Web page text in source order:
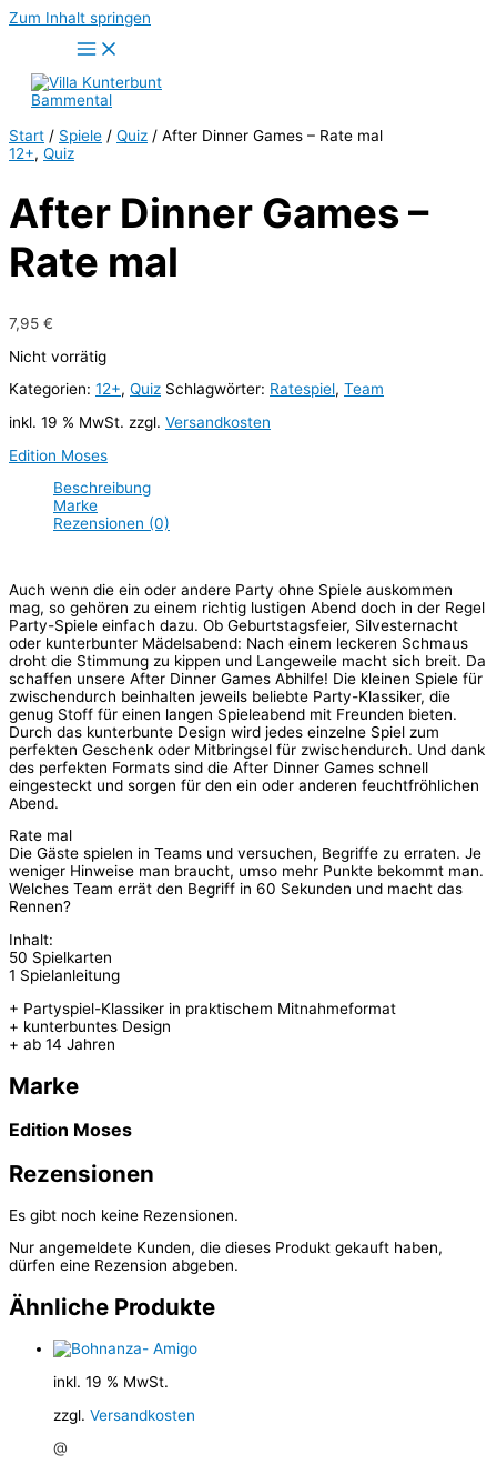
Zum Inhalt springen
Start / Spiele / Quiz / After Dinner Games – Rate mal
12+, Quiz
After Dinner Games –
Rate mal
7,95 €
Nicht vorrätig
Kategorien: 12+, Quiz Schlagwörter: Ratespiel, Team
inkl. 19 % MwSt. zzgl. Versandkosten
Edition Moses
Beschreibung
Marke
Rezensionen (0)
Auch wenn die ein oder andere Party ohne Spiele auskommen
mag, so gehören zu einem richtig lustigen Abend doch in der Regel
Party-Spiele einfach dazu. Ob Geburtstagsfeier, Silvesternacht
oder kunterbunter Mädelsabend: Nach einem leckeren Schmaus
droht die Stimmung zu kippen und Langeweile macht sich breit. Da
schaffen unsere After Dinner Games Abhilfe! Die kleinen Spiele für
zwischendurch beinhalten jeweils beliebte Party-Klassiker, die
genug Stoff für einen langen Spieleabend mit Freunden bieten.
Durch das kunterbunte Design wird jedes einzelne Spiel zum
perfekten Geschenk oder Mitbringsel für zwischendurch. Und dank
des perfekten Formats sind die After Dinner Games schnell
eingesteckt und sorgen für den ein oder anderen feuchtfröhlichen
Abend.
Rate mal
Die Gäste spielen in Teams und versuchen, Begriffe zu erraten. Je
weniger Hinweise man braucht, umso mehr Punkte bekommt man.
Welches Team errät den Begriff in 60 Sekunden und macht das
Rennen?
Inhalt:
50 Spielkarten
1 Spielanleitung
+ Partyspiel-Klassiker in praktischem Mitnahmeformat
+ kunterbuntes Design
+ ab 14 Jahren
Marke
Edition Moses
Rezensionen
Es gibt noch keine Rezensionen.
Nur angemeldete Kunden, die dieses Produkt gekauft haben,
dürfen eine Rezension abgeben.
Ähnliche Produkte
inkl. 19 % MwSt.
zzgl. Versandkosten
@